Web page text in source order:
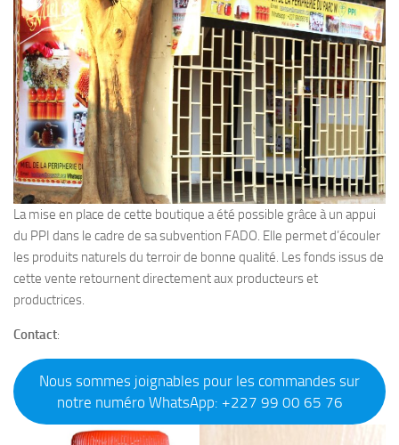
La mise en place de cette boutique a été possible grâce à un appui
du PPI dans le cadre de sa subvention FADO. Elle permet d’écouler
les produits naturels du terroir de bonne qualité. Les fonds issus de
cette vente retournent directement aux producteurs et
productrices.
Contact:
Nous sommes joignables pour les commandes sur
notre numéro WhatsApp: +227 99 00 65 76